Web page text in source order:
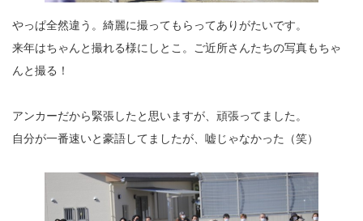
やっぱ全然違う。綺麗に撮ってもらってありがたいです。
来年はちゃんと撮れる様にしとこ。ご近所さんたちの写真もちゃ
んと撮る！
アンカーだから緊張したと思いますが、頑張ってました。
自分が一番速いと豪語してましたが、嘘じゃなかった（笑）